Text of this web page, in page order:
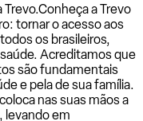
Trevo.Conheça a Trevo
tornar o acesso aos
os brasileiros,
Acreditamos que
são fundamentais
e pela de sua família.
nas suas mãos a
levando em